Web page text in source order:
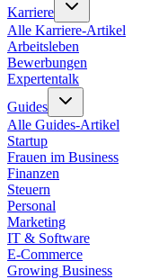
Karriere
Alle Karriere-Artikel
Arbeitsleben
Bewerbungen
Expertentalk
Guides
Alle Guides-Artikel
Startup
Frauen im Business
Finanzen
Steuern
Personal
Marketing
IT & Software
E-Commerce
Growing Business